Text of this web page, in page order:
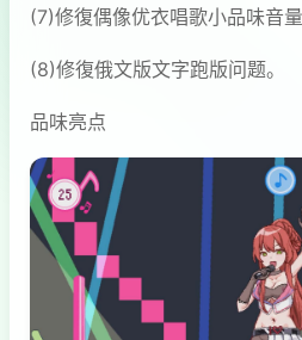
(7)修復偶像优衣唱歌小品味音
(8)修復俄文版文字跑版问题。
品味亮点